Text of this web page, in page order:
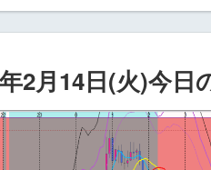
年2月14日(火)今日